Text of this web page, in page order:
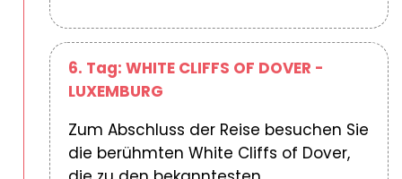
6. Tag: WHITE CLIFFS OF DOVER -
LUXEMBURG
Zum Abschluss der Reise besuchen Sie
die berühmten White Cliffs of Dover,